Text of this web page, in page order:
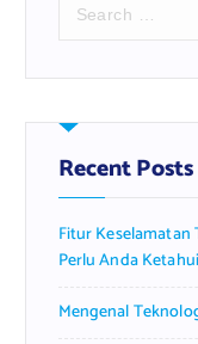
r
h
f
o
:
Recent Posts
Fitur
Perlu Anda Ketahui
Mengenal